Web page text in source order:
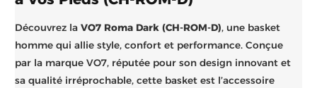
Découvrez laVO7 Roma Dark (CH-ROM-D), une basket
homme qui allie style, confort et performance. Conçue
par la marque VO7, réputée pour son design innovant et
sa qualité irréprochable, cette basket est l’accessoire